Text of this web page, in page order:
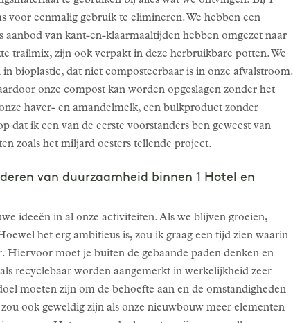
voor eenmalig gebruik te elimineren. We hebben een
van kant-en-klaarmaaltijden hebben omgezet naar
trailmix, zijn ook verpakt in deze herbruikbare potten. We
bioplastic, dat niet composteerbaar is in onze afvalstroom.
onze compost kan worden opgeslagen zonder het
haver- en amandelmelk, een bulkproduct zonder
ik een van de eerste voorstanders ben geweest van
zoals het miljard oesters tellende project.
van duurzaamheid binnen 1 Hotel en
ideeën in al onze activiteiten. Als we blijven groeien,
het erg ambitieus is, zou ik graag een tijd zien waarin
Hiervoor moet je buiten de gebaande paden denken en
recyclebaar worden aangemerkt in werkelijkheid zeer
moeten zijn om de behoefte aan en de omstandigheden
ook geweldig zijn als onze nieuwbouw meer elementen